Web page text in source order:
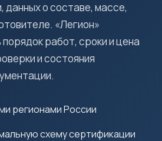
данных о составе, массе,
«Легион»
работ, сроки и цена
и состояния
регионами России
схему сертификации